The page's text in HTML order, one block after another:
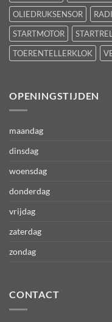
OLIEDRUKSENSOR
STARTMOTOR
TOERENTELLERKLOK
OPENINGSTIJDEN
maandag
dinsdag
woensdag
donderdag
vrijdag
zaterdag
zondag
CONTACT